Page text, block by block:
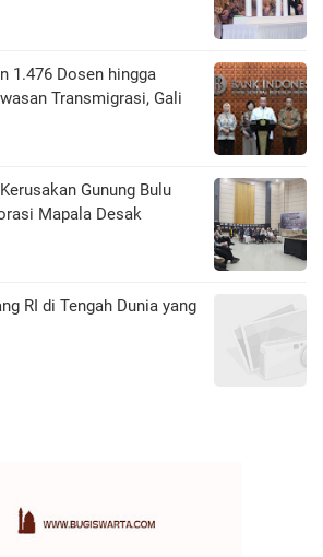
1.476 Dosen hingga
Transmigrasi, Gali
Gunung Bulu
Mapala Desak
RI di Tengah Dunia yang